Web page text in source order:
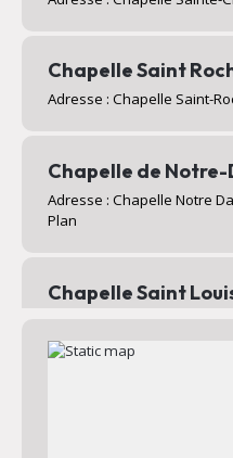
Chapelle Saint
Adresse : Chapelle Saint-
Chapelle de Notre-
Adresse : Chapelle Notre
Plan
Chapelle Saint